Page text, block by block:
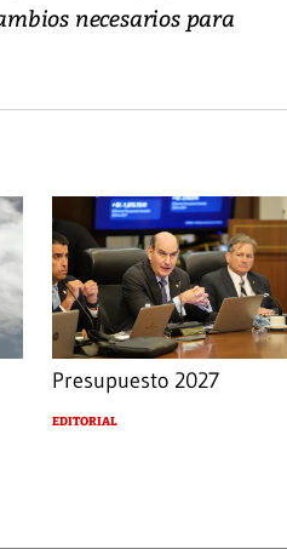
necesarios para
Presupuesto 2027
EDITORIAL